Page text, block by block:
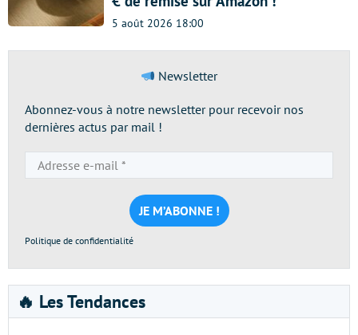
5 août 2026 18:00
Newsletter
Abonnez-vous à notre newsletter pour recevoir nos
dernières actus par mail !
e-
mail
*
Politique de confidentialité
🔥 Les Tendances